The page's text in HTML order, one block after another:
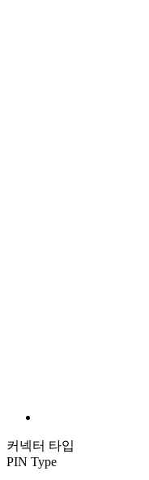
커넥터 타입
PIN Type